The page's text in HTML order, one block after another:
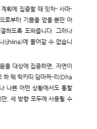
획에 집중할 때 밋차- 사마-
로부터 기쁨을 얻을 뿐만 아
하도록 도와줍니다. 그러나
(jhāna)에 들어갈 수 없습니
을 대상에 집중하면, 자연이
하 웨 락카띠 담마짜-리(Dha
나쁜 어떤 상황에서도 통할
, 세 방향 모두에 사용될 수